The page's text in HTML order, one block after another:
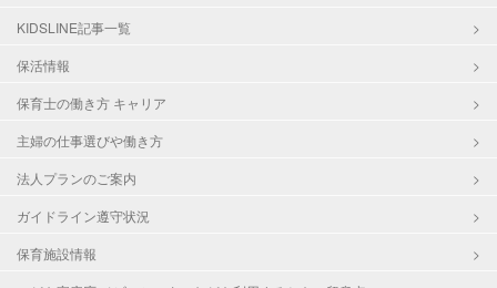
KIDSLINE記事一覧
保活情報
保育士の働き方 キャリア
主婦の仕事選びや働き方
法人プランのご案内
ガイドライン遵守状況
保育施設情報